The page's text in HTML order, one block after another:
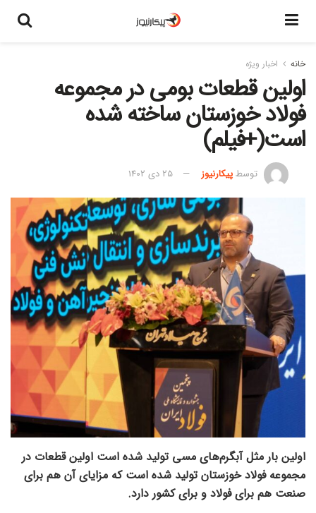
خانه اخبار ویژه
اولین قطعات بومی در مجموعه
فولاد خوزستان ساخته شده
است(+فیلم)
توسطپیکارنیوز 25 دی 1402
اولین بار مثل آبگرم‌های مسی تولید شده است اولین قطعات در
مجموعه فولاد خوزستان تولید شده است که مزایای آن هم برای
صنعت هم برای فولاد و برای کشور دارد.